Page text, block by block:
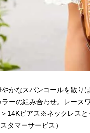
かなスパンコールを散り
ーの組み合わせ。レース
14Kピアス※ネックレス
タマーサービス）